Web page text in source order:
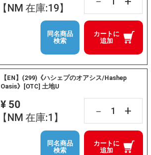
【NM 在庫:19】
カートに
追加
同名商品
検索
【EN】(299)《ハシェプのオアシス/Hashep
Oasis》[OTC] 土地U
¥ 50
【NM 在庫:1】
－ +
カートに
追加
同名商品
検索